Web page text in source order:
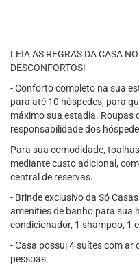
LEIA AS REGRAS DA CASA
DESCONFORTOS!
- Conforto completo na sua
para até 10 hóspedes, para
máximo sua estadia. Roupas
responsabilidade dos
Para sua comodidade,
mediante custo adicional,
central de reservas.
- Brinde exclusivo da Só
amenities de banho para sua
condicionador, 1 shampoo, 1
- Casa possui 4 suítes com
pessoas.